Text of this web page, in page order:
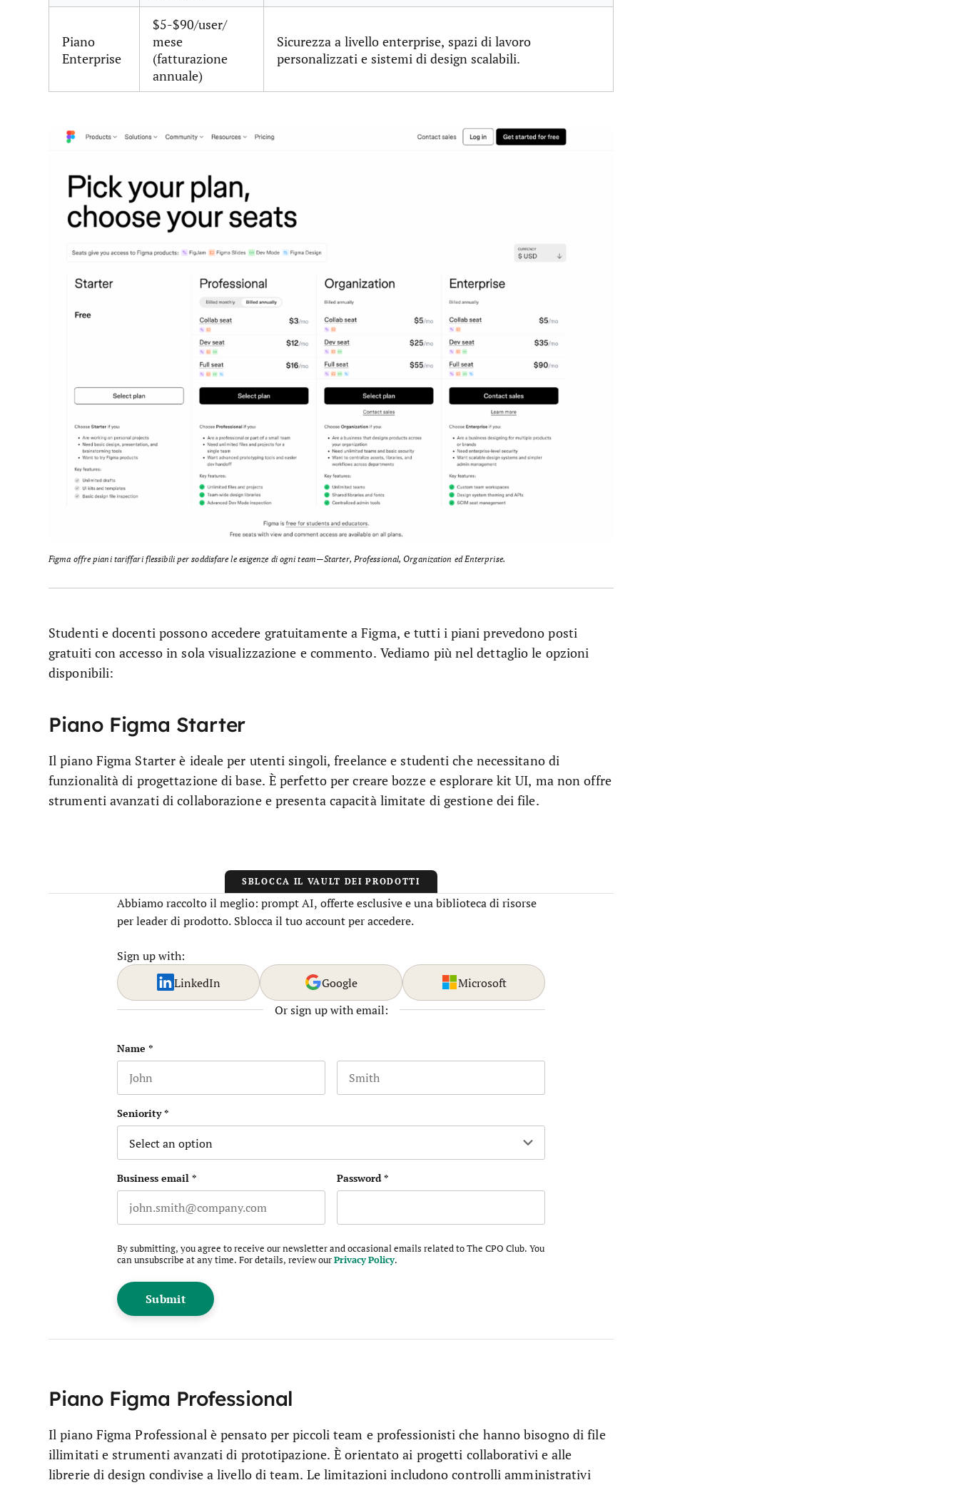
Piano
Enterprise
$5-$90/user/
mese
(fatturazione
annuale)
Sicurezza a livello enterprise, spazi di lavoro
personalizzati e sistemi di design scalabili.
Figma offre piani tariffari flessibili per soddisfare le esigenze di ogni team—Starter, Professional, Organization ed Enterprise.
Studenti e docenti possono accedere gratuitamente a Figma, e tutti i piani prevedono posti
gratuiti con accesso in sola visualizzazione e commento. Vediamo più nel dettaglio le opzioni
disponibili:
Piano Figma Starter
Il piano Figma Starter è ideale per utenti singoli, freelance e studenti che necessitano di
funzionalità di progettazione di base. È perfetto per creare bozze e esplorare kit UI, ma non offre
strumenti avanzati di collaborazione e presenta capacità limitate di gestione dei file.
SBLOCCA IL VAULT DEI PRODOTTI
Abbiamo raccolto il meglio: prompt AI, offerte esclusive e una biblioteca di risorse
per leader di prodotto. Sblocca il tuo account per accedere.
Sign up with:
LinkedIn
Google
Microsoft
Or sign up with email:
Instagram
This field is for validation purposes and should be left unchanged.
Name *
Seniority*
Business email* Password*
By submitting, you agree to receive our newsletter and occasional emails related to The CPO Club. You
can unsubscribe at any time. For details, review ourPrivacy Policy.
Piano Figma Professional
Il piano Figma Professional è pensato per piccoli team e professionisti che hanno bisogno di file
illimitati e strumenti avanzati di prototipazione. È orientato ai progetti collaborativi e alle
librerie di design condivise a livello di team. Le limitazioni includono controlli amministrativi